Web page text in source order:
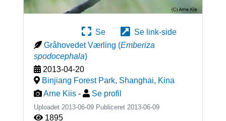
Se
Se link-side
Gråhovedet Værling (Emberiza
spodocephala)
2013-04-20
Binjiang Forest Park, Shanghai, Kina
Arne Kiis - Se profil
Uploadet 2013-06-09 Publiceret 2013-06-09
1895